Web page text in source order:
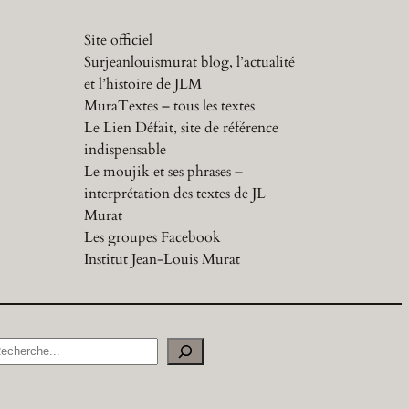
Site officiel
Surjeanlouismurat blog, l’actualité
et l’histoire de JLM
MuraTextes – tous les textes
Le Lien Défait, site de référence
indispensable
Le moujik et ses phrases –
interprétation des textes de JL
Murat
Les groupes Facebook
Institut Jean-Louis Murat